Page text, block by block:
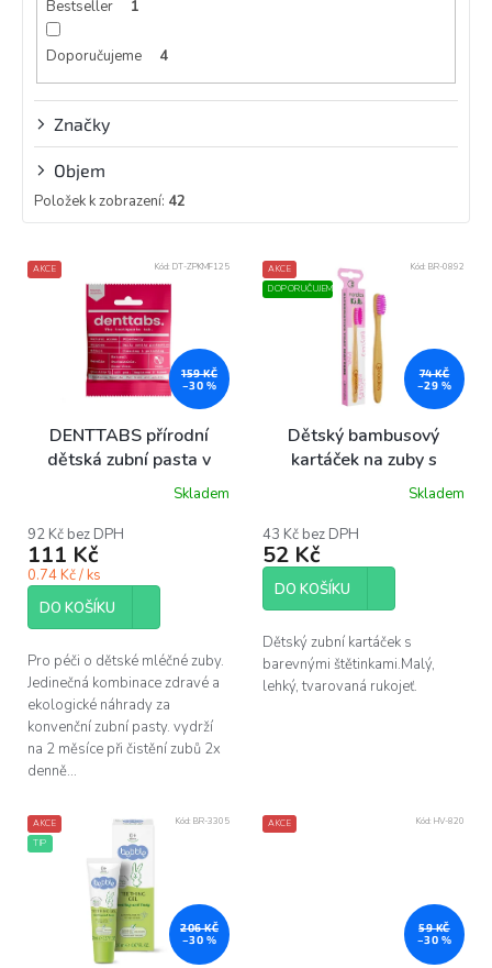
Bestseller 1
Doporučujeme 4
Značky
Objem
Položek k zobrazení: 42
V
ý
ů
AKCE
159 KČ
–30 %
DENTTABS přírodní
dětská zubní pasta v
tabletách s fluoridem
Skladem
92 Kč bez DPH
111 Kč
0.74 Kč / ks
DO KOŠÍKU
Pro péči o dětské mléčné zuby.
Jedinečná kombinace zdravé a
ekologické náhrady za
konvenční zubní pasty. vydrží
na 2 měsíce při čistění zubů 2x
denně...
Kód: DT-ZPKMF125
AKCE
DOPORUČUJEME
74 KČ
–29 %
Dětský bambusový
kartáček na zuby s
růžovými štětinamiSkladem
43 Kč bez DPH
52 Kč
DO KOŠÍKU
Dětský zubní kartáček s
barevnými štětinkami.Malý,
lehký, tvarovaná rukojeť.
Kód: BR-0892
AKCE
TIP
206 KČ
–30 %
Kód: BR-3305 AKCE
59 KČ
–30 %
Kód: HV-820